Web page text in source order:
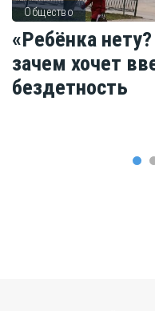
Общество
«Ребёнка
зачем хочет
бездетность